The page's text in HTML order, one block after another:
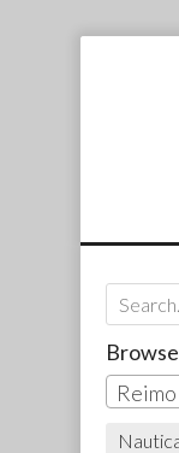
Reimo